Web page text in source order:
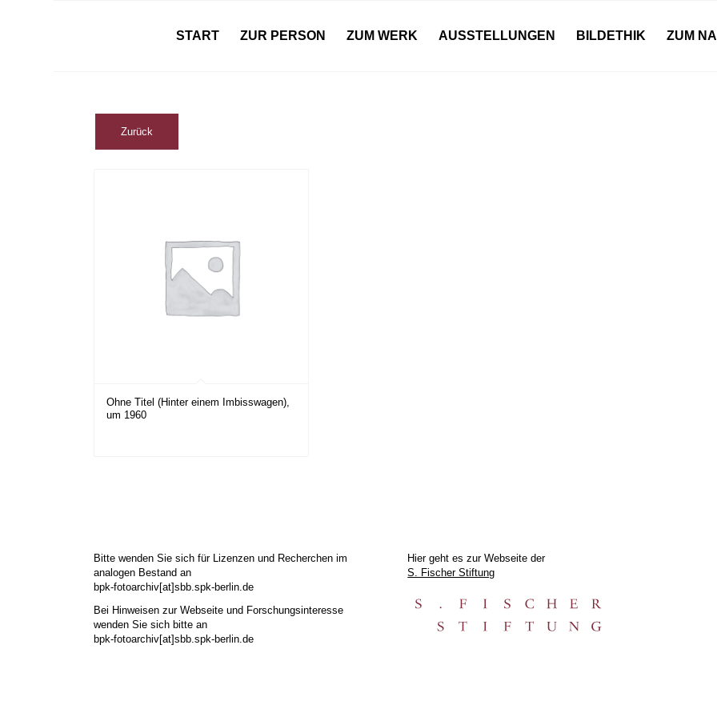
START ZUR PERSON ZUM WERK AUSSTELLUNGEN BILDETHIK ZUM
Ohne Titel (Hinter einem Imbisswagen),
um 1960
Bitte wenden Sie sich für Lizenzen und Recherchen im
analogen Bestand an
bpk-fotoarchiv[at]sbb.spk-berlin.de
Bei Hinweisen zur Webseite und Forschungsinteresse
wenden Sie sich bitte an
bpk-fotoarchiv[at]sbb.spk-berlin.de
Hier geht es zur Webseite der
S. Fischer Stiftung